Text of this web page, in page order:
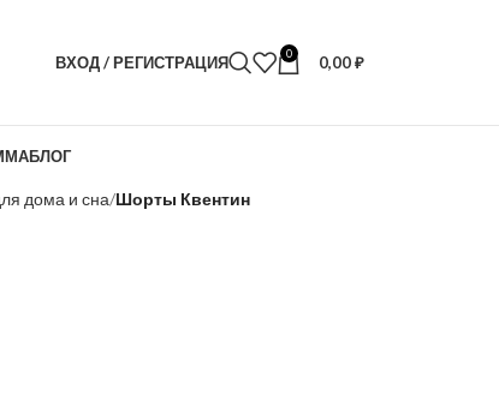
ВХОД / РЕГИСТРАЦИЯ 0 0,00₽
БЛОГ
дома и сна Шорты Квентин